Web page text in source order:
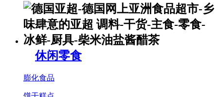
休闲零食
膨化食品